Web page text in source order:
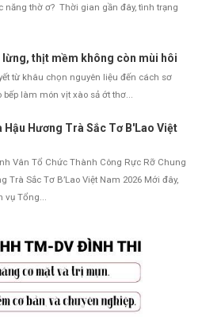
năng thờ ơ? Thời gian gần đây, tình trạng
lừng, thịt mềm không còn mùi hôi
từ khâu chọn nguyên liệu đến cách sơ
làm món vịt xào sả ớt thơ...
Hậu Hương Trà Sắc Tơ B'Lao Việt
Vân Tổ Chức Thành Công Rực Rỡ Chung
Trà Sắc Tơ B’Lao Việt Nam 2026 Mới đây,
vụ Tổng...